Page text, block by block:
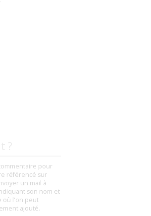
pour
référencé sur
un mail à
son nom et
où l'on peut
ajouté.